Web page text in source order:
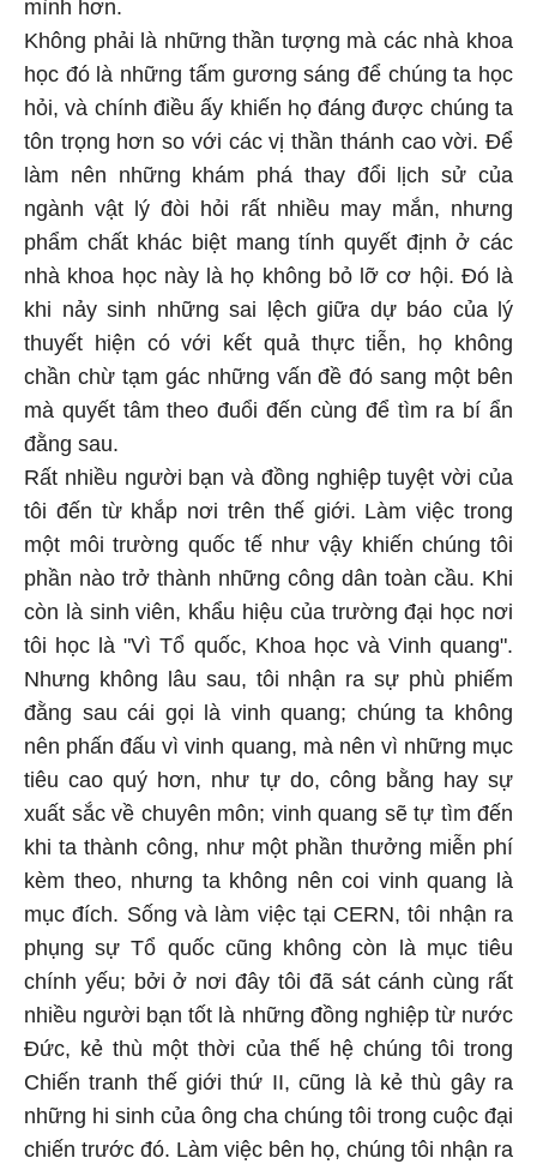
mình hơn.
Không phải là những thần tượng mà các nhà khoa
học đó là những tấm gương sáng để chúng ta học
hỏi, và chính điều ấy khiến họ đáng được chúng ta
tôn trọng hơn so với các vị thần thánh cao vời. Để
làm nên những khám phá thay đổi lịch sử của
ngành vật lý đòi hỏi rất nhiều may mắn, nhưng
phẩm chất khác biệt mang tính quyết định ở các
nhà khoa học này là họ không bỏ lỡ cơ hội. Đó là
khi nảy sinh những sai lệch giữa dự báo của lý
thuyết hiện có với kết quả thực tiễn, họ không
chần chừ tạm gác những vấn đề đó sang một bên
mà quyết tâm theo đuổi đến cùng để tìm ra bí ẩn
đằng sau.
Rất nhiều người bạn và đồng nghiệp tuyệt vời của
tôi đến từ khắp nơi trên thế giới. Làm việc trong
một môi trường quốc tế như vậy khiến chúng tôi
phần nào trở thành những công dân toàn cầu. Khi
còn là sinh viên, khẩu hiệu của trường đại học nơi
tôi học là "Vì Tổ quốc, Khoa học và Vinh quang".
Nhưng không lâu sau, tôi nhận ra sự phù phiếm
đằng sau cái gọi là vinh quang; chúng ta không
nên phấn đấu vì vinh quang, mà nên vì những mục
tiêu cao quý hơn, như tự do, công bằng hay sự
xuất sắc về chuyên môn; vinh quang sẽ tự tìm đến
khi ta thành công, như một phần thưởng miễn phí
kèm theo, nhưng ta không nên coi vinh quang là
mục đích. Sống và làm việc tại CERN, tôi nhận ra
phụng sự Tổ quốc cũng không còn là mục tiêu
chính yếu; bởi ở nơi đây tôi đã sát cánh cùng rất
nhiều người bạn tốt là những đồng nghiệp từ nước
Đức, kẻ thù một thời của thế hệ chúng tôi trong
Chiến tranh thế giới thứ II, cũng là kẻ thù gây ra
những hi sinh của ông cha chúng tôi trong cuộc đại
chiến trước đó. Làm việc bên họ, chúng tôi nhận ra